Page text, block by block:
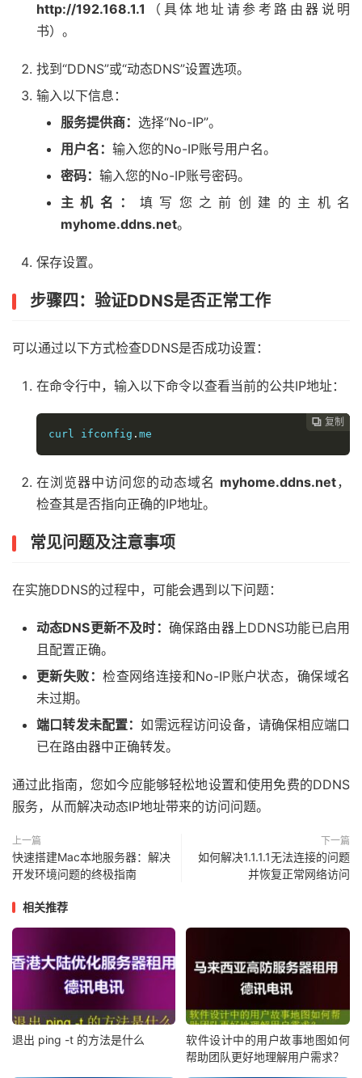
http://192.168.1.1 （具体地址请参考路由器说明
书）。
找到“DDNS”或“动态DNS”设置选项。
输入以下信息：
服务提供商： 选择“No-IP”。
用户名： 输入您的No-IP账号用户名。
密码： 输入您的No-IP账号密码。
主机名： 填写您之前创建的主机名
myhome.ddns.net。
保存设置。
步骤四：验证DDNS是否正常工作
可以通过以下方式检查DDNS是否成功设置：
在命令行中，输入以下命令以查看当前的公共IP地址：
 复制
 复制
 复制
curl ifconfig . me
在浏览器中访问您的动态域名 myhome.ddns.net，
检查其是否指向正确的IP地址。
常见问题及注意事项
在实施DDNS的过程中，可能会遇到以下问题：
动态DNS更新不及时： 确保路由器上DDNS功能已启用
且配置正确。
更新失败：检查网络连接和No-IP账户状态，确保域名
未过期。
端口转发未配置：如需远程访问设备，请确保相应端口
已在路由器中正确转发。
通过此指南，您如今应能够轻松地设置和使用免费的DDNS
服务，从而解决动态IP地址带来的访问问题。
上一篇
快速搭建Mac本地服务器：解决
开发环境问题的终极指南
下一篇
如何解决1.1.1.1无法连接的问题
并恢复正常网络访问
相关推荐
退出 ping -t 的方法是什么
软件设计中的用户故事地图如何
帮助团队更好地理解用户需求？